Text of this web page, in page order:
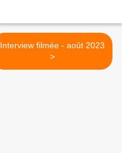
Interview filmée - août 2023
>